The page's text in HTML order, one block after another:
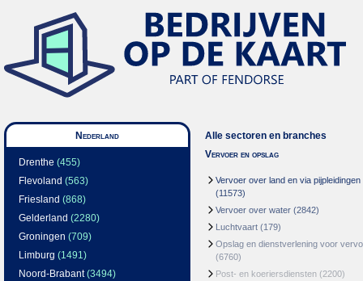
Nederland
Drenthe (455)
Flevoland (563)
Friesland (868)
Gelderland (2280)
Groningen (709)
Limburg (1491)
Noord-Brabant(3494)
Alle sectoren en branches
Vervoer en opslag
Vervoer over land en via pijpleidingen
(11573)
Vervoer over water (2842)
Luchtvaart (179)
Opslag en dienstverlening voor
(6760)
Post- en koeriersdiensten (2200)